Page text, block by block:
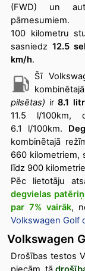
(FWD) un
pārnesumiem.
100 kilometru
sasniedz 12.5
km/h.
Šī
pilsētas) ir8.1
11.5 l/100km,
6.1 l/100km.
kombinētajā
660 kilometriem,
līdz 900
Pēc lietotāju
degvielas
par 7% vairāk,
Volkswagen Golf
Volkswagen
Drošības testos